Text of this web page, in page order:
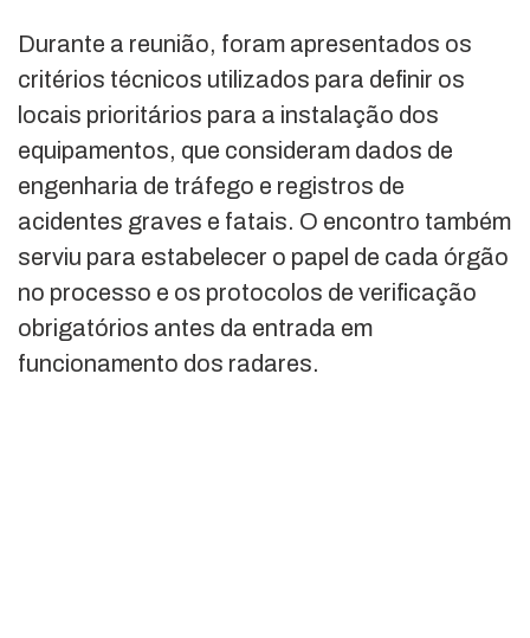
Durante a reunião, foram apresentados os
critérios técnicos utilizados para definir os
locais prioritários para a instalação dos
equipamentos, que consideram dados de
engenharia de tráfego e registros de
acidentes graves e fatais. O encontro também
serviu para estabelecer o papel de cada órgão
no processo e os protocolos de verificação
obrigatórios antes da entrada em
funcionamento dos radares.